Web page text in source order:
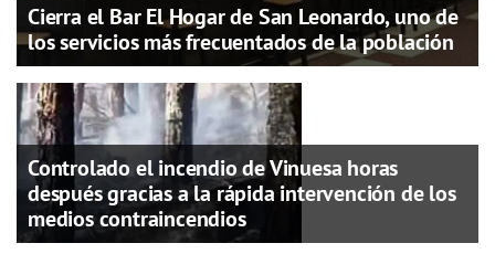
Cierra el Bar El Hogar de San Leonardo, uno de
los servicios más frecuentados de la población
Controlado el incendio de Vinuesa horas
después gracias a la rápida intervención de los
medios contraincendios